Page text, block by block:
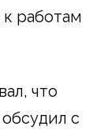
работам
что
с